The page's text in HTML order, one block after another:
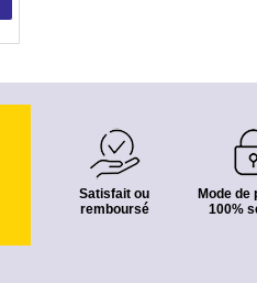
Satisfait ou
remboursé
Mode de
100%